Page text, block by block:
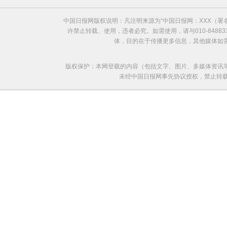
中国日报网版权说明：凡注明来源为“中国日报网：XXX（
许禁止转载、使用，违者必究。如需使用，请与010-
体，目的在于传播更多信息，其他媒体
版权保护：本网登载的内容（包括文字、图片、多媒体资
未经中国日报网事先协议授权，禁止转